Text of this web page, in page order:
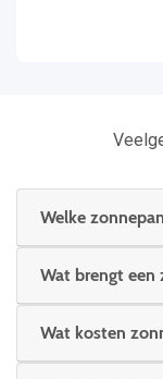
Welke
Wat brengt een
Wat kosten